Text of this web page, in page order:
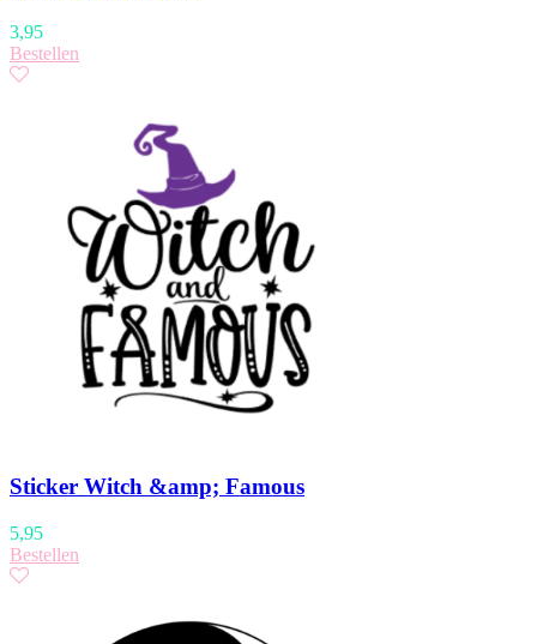
3,95
Bestellen
Sticker Witch &amp; Famous
5,95
Bestellen